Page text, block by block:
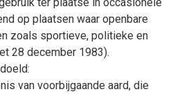
op plaatsen waar openbare
zoals sportieve, politieke en
28 december 1983).
van voorbijgaande aard, die